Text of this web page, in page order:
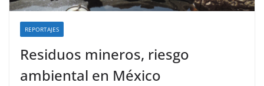
REPORTAJES
Residuos mineros, riesgo
ambiental en México